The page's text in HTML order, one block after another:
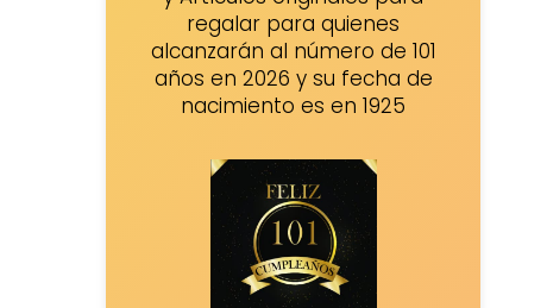
regalar para quienes
alcanzarán al número de 101
años en 2026 y su fecha de
nacimiento es en 1925